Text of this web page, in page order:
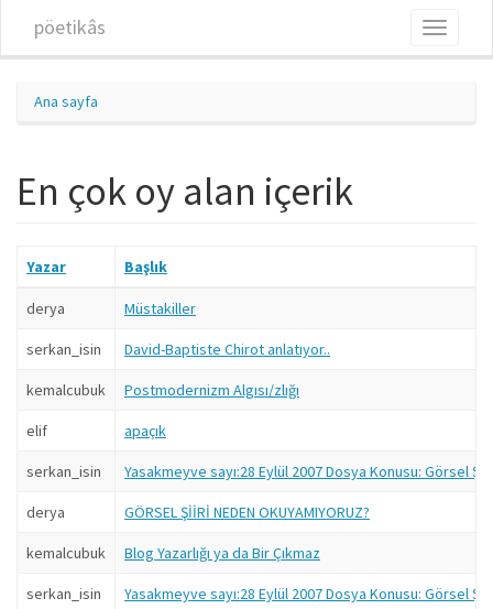
pöetikâs
Toggle
Ana sayfa
En çok oy alan içerik
Yazar Başlık
derya Müstakiller
serkan_isin David-Baptiste Chirot anlatıyor..
kemalcubuk Postmodernizm Algısı/zlığı
elif apaçık
serkan_isin Yasakmeyve sayı:28 Eylül 2007 Dosya Konusu: Görsel Şiir
derya GÖRSEL ŞİİRİ NEDEN OKUYAMIYORUZ?
kemalcubuk Blog Yazarlığı ya da Bir Çıkmaz
serkan_isin Yasakmeyve sayı:28 Eylül 2007 Dosya Konusu: Görsel Şiir